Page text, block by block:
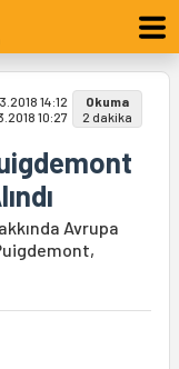
14:12
10:27
Okuma
2 dakika
Avrupa